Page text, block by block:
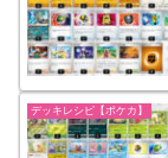
デッキレシピ【ポケカ】